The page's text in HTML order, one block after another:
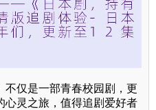
不仅是一部青春校园剧，更
心灵之旅，值得追剧爱好者